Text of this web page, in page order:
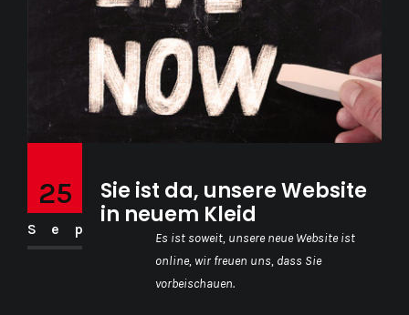
25
Sep
Sie ist da, unsere Website
in neuem Kleid
Es ist soweit, unsere neue Website ist
online, wir freuen uns, dass Sie
vorbeischauen.